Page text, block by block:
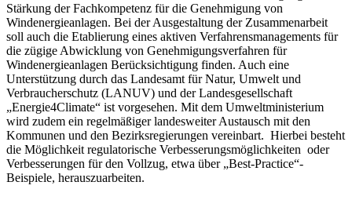
Stärkung der Fachkompetenz für die Genehmigung von
Windenergieanlagen. Bei der Ausgestaltung der Zusammenarbeit
soll auch die Etablierung eines aktiven Verfahrensmanagements für
die zügige Abwicklung von Genehmigungsverfahren für
Windenergieanlagen Berücksichtigung finden. Auch eine
Unterstützung durch das Landesamt für Natur, Umwelt und
Verbraucherschutz (LANUV) und der Landesgesellschaft
„Energie4Climate“ ist vorgesehen. Mit dem Umweltministerium
wird zudem ein regelmäßiger landesweiter Austausch mit den
Kommunen und den Bezirksregierungen vereinbart. Hierbei besteht
die Möglichkeit regulatorische Verbesserungsmöglichkeiten oder
Verbesserungen für den Vollzug, etwa über „Best-Practice“-
Beispiele, herauszuarbeiten.